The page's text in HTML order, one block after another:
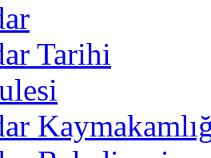
Tarihi